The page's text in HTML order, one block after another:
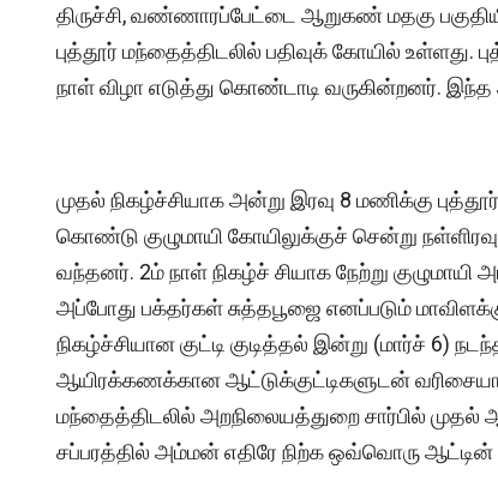
திருச்சி, வண்ணாரப்பேட்டை ஆறுகண் மதகு
புத்தூர் மந்தைத்திடலில் பதிவுக் கோயில் உள்ளது.
நாள் விழா எடுத்து கொண்டாடி வருகின்றனர்.
முதல் நிகழ்ச்சியாக அன்று இரவு 8 மணிக்கு
கொண்டு குழுமாயி கோயிலுக்குச் சென்று
வந்தனர். 2ம் நாள் நிகழ்ச் சியாக நேற்று
அப்போது பக்தர்கள் சுத்தபூஜை எனப்படும்
நிகழ்ச்சியான குட்டி குடித்தல் இன்று (மார்ச்
ஆயிரக்கணக்கான ஆட்டுக்குட்டிகளுடன்
மந்தைத்திடலில் அறநிலையத்துறை சார்பில் முதல்
சப்பரத்தில் அம்மன் எதிரே நிற்க ஒவ்வொரு ஆட்டின்